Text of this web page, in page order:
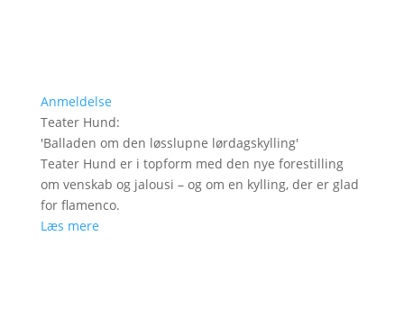
Anmeldelse
Teater Hund:
'Balladen om den løsslupne lørdagskylling'
Teater Hund er i topform med den nye forestilling
om venskab og jalousi – og om en kylling, der er glad
for flamenco.
Læs mere